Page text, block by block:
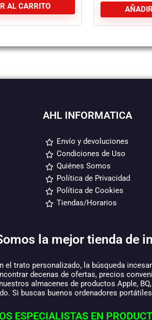
AL CARRITO
AHL INFORMATICA
Envío y devoluciones
Condiciones de Uso
Quiénes Somos
Política de Privacidad
Política de Cookies
Tiendas/Horarios
la mejor tienda de
trato personalizado, la búsqueda
decenas de ofertas, precios
almacenes de productos Apple,
Si buscas buenos ordenadores
ESPECIALISTAS EN